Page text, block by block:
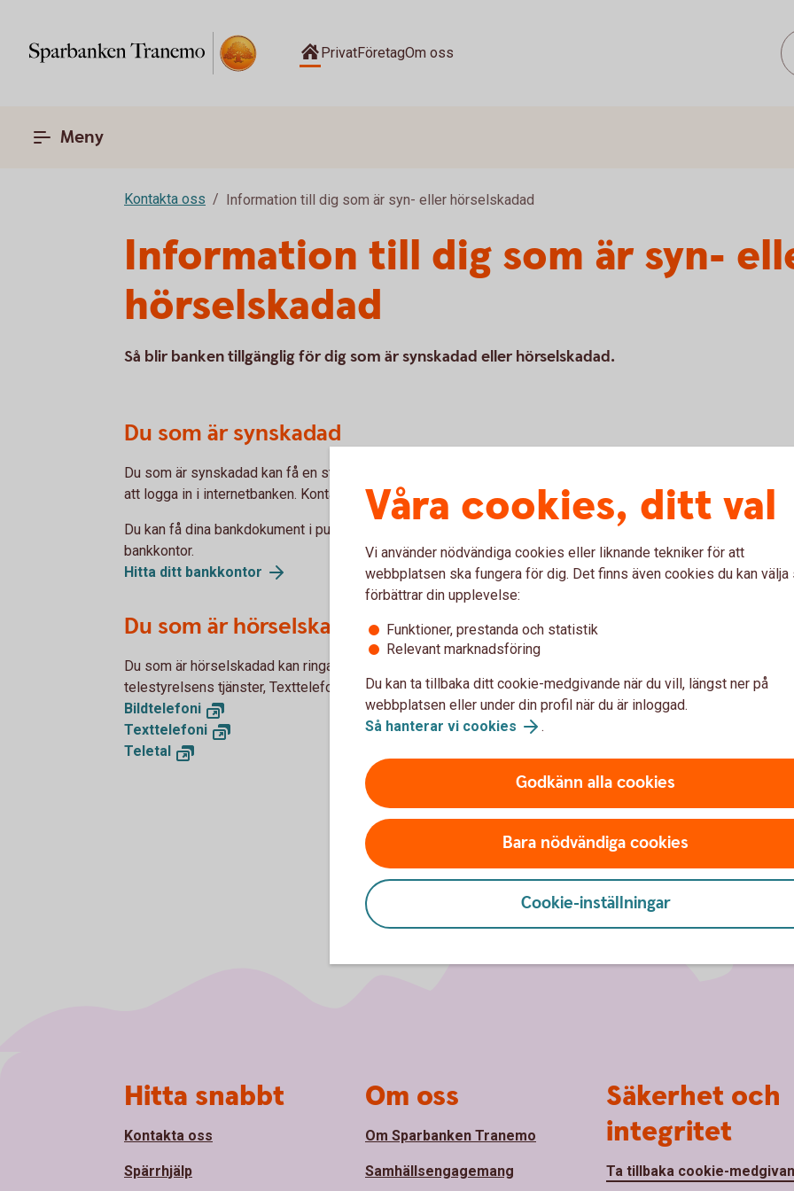
PrivatFöretagOm oss
Meny
Kontakta oss Information till dig som är syn- eller hörselskadad
Information till dig som är syn-
hörselskadad
Så blir banken tillgänglig för dig som är synskadad eller hörselskadad.
Du som är synskadad
Du som är synskadad kan få en stor säkerhetsdosa eller en talande säkerhetsdosa för
att logga in i internetbanken. Kontakta ett bankkontor så hjälper vi dig.
Du kan få dina bankdokument i punktskrift om du kontaktar Kundcenter Privat eller ett
bankkontor.
Hitta ditt bankkontor
Du som är hörselskadad
Du som är hörselskadad kan ringa Kundcenter Privat genom att använda Post och
telestyrelsens tjänster, Texttelefoni, Bildtelefoni eller Teletal.
Bildtelefoni
Texttelefoni
Teletal
Våra cookies, ditt val
Vi använder nödvändiga cookies eller liknande tekniker för att
webbplatsen ska fungera för dig. Det finns även cookies du kan välja
förbättrar din upplevelse:
Funktioner, prestanda och statistik
Relevant marknadsföring
Du kan ta tillbaka ditt cookie-medgivande när du vill, längst ner på
webbplatsen eller under din profil när du är inloggad.
Så hanterar vi cookies
.
Godkänn alla cookies
Bara nödvändiga cookies
Cookie-inställningar
Hitta snabbt
Kontakta oss
Spärrhjälp
Om oss
Om Sparbanken Tranemo
Samhällsengagemang
Säkerhet och
integritet
Ta tillbaka cookie-